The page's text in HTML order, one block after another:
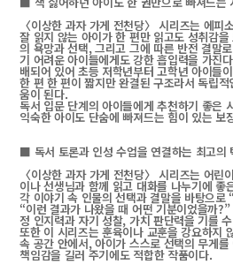
〈이상한 과자 가게 전천당〉 시리즈는 에피
잘 읽지 않는 아이가 한 편만 읽고도 성취감
의 욕망과 선택, 그리고 그에 따른 반전 결말
기 어려운 아이들에게도 강한 흡입력을 가진
배되어 있어 초등 저학년부터 고학년 아이들
한 편 한 편이 짧지만 완결된 구조라서 독립
움이 된다.
독서 입문 단계의 아이들에게 추천하기 좋은
익숙한 아이도 단숨에 빠져드는 힘이 있는 보
■ 독서 토론과 인성 수업을 연결하는 최고의
〈이상한 과자 가게 전천당〉 시리즈는 어린
이나 선생님과 함께 읽고 대화를 나누기에 좋
각 이야기 속 인물의 선택과 결말을 바탕으로
“이런 결과가 나왔을 때 어떤 기분이었을까
정 인지력과 자기 성찰, 가치 판단력을 기를
또한 이 시리즈는 훈육이나 교훈을 강요하지
속 공간 안에서, 아이가 스스로 선택의 무게
책임감을 길러 주기에도 적합한 작품이다.